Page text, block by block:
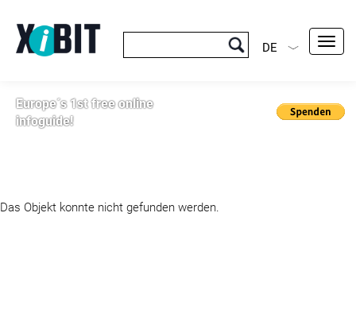
Europe´s 1st free online
infoguide!
DE
Das Objekt konnte nicht gefunden werden.